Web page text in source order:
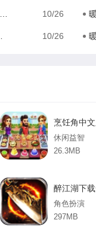
10/26
10/26
休闲益智
26.3MB
醉江湖下
角色扮演
297MB